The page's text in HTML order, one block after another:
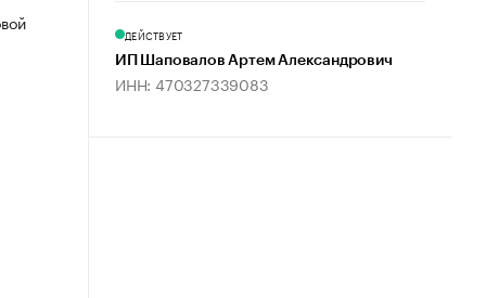
ДЕЙСТВУЕТ
ИП Шаповалов Артем Александрович
ИНН: 470327339083